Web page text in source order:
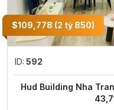
$109,778 (2 tỷ 850)
ID: 592
Hud Building Nha